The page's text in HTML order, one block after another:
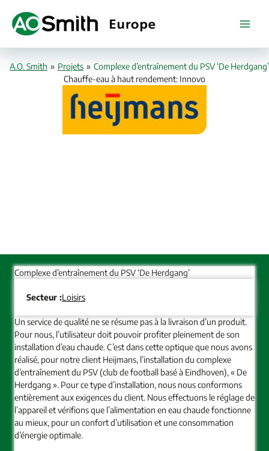
contenu
A.O. Smith » Projets » Complexe d’entraînement du PSV ‘De Herdgang’
Chauffe-eau à haut rendement: Innovo
Complexe d’entraînement du PSV ‘De Herdgang’
Secteur :Loisirs
Un service de qualité ne se résume pas à la livraison d’un produit.
Pour nous, l’utilisateur doit pouvoir profiter pleinement de son
installation d’eau chaude. C’est dans cette optique que nous avons
réalisé, pour notre client Heijmans, l’installation du complexe
d’entraînement du PSV (club de football basé à Eindhoven), « De
Herdgang ». Pour ce type d’installation, nous nous conformons
entièrement aux exigences du client. Nous effectuons le réglage de
l’appareil et vérifions que l’alimentation en eau chaude fonctionne
au mieux, pour un confort d’utilisation et une consommation
d’énergie optimale.